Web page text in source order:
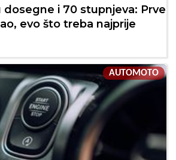
i 70 stupnjeva: Prve
evo što treba najprije
AUTOMOTO